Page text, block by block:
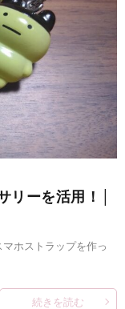
リーを活用！│
ホストラップを作っ
続きを読む